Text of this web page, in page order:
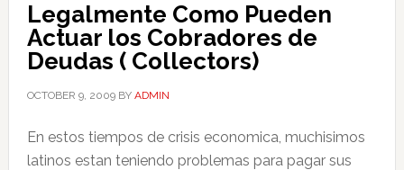
Legalmente Como Pueden
Actuar los Cobradores de
Deudas ( Collectors)
OCTOBER 9, 2009BY ADMIN
En estos tiempos de crisis economica, muchisimos
latinos estan teniendo problemas para pagar sus